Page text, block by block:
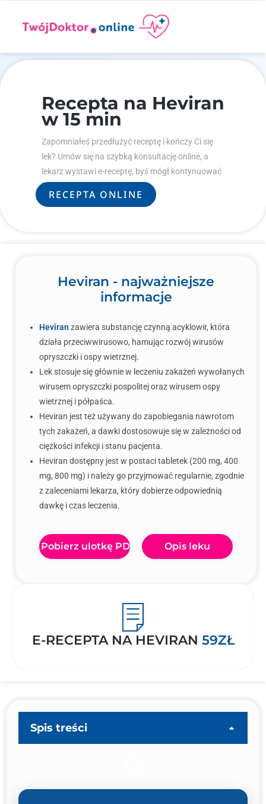
Recepta na Heviran
w 15 min
Zapomniałeś przedłużyć receptę i kończy Ci się
lek? Umów się na szybką konsultację online, a
lekarz wystawi e-receptę, byś mógł kontynuować
leczenie.
RECEPTA ONLINE
Heviran - najważniejsze
informacje
Heviran zawiera substancję czynną acyklowir, która
działa przeciwwirusowo, hamując rozwój wirusów
opryszczki i ospy wietrznej.
Lek stosuje się głównie w leczeniu zakażeń wywołanych
wirusem opryszczki pospolitej oraz wirusem ospy
wietrznej i półpaśca.
Heviran jest też używany do zapobiegania nawrotom
tych zakażeń, a dawki dostosowuje się w zależności od
ciężkości infekcji i stanu pacjenta.
Heviran dostępny jest w postaci tabletek (200 mg, 400
mg, 800 mg) i należy go przyjmować regularnie, zgodnie
z zaleceniami lekarza, który dobierze odpowiednią
dawkę i czas leczenia.
Pobierz ulotkę PDF Opis leku
E-RECEPTA NA HEVIRAN 59ZŁ
Spis treści